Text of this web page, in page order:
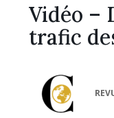
Vidéo –
trafic